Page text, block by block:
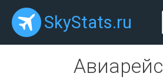
SkyStats.ru
Авиарейс